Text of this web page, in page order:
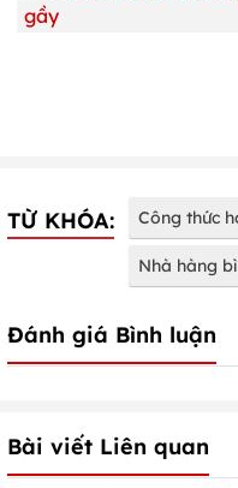
gầy
TỪ KHÓA: Công thức
Nhà hàng
Đánh giá Bình luận
Bài viết Liên quan